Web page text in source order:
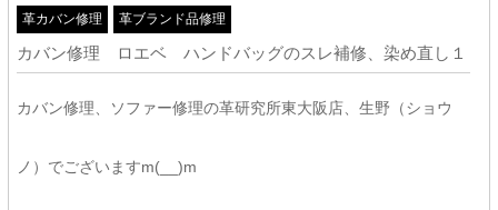
革カバン修理 革ブランド品修理
カバン修理 ロエベ ハンドバッグのスレ補修、染め直し１
カバン修理、ソファー修理の革研究所東大阪店、生野（ショウ
ノ）でございますm(__)m